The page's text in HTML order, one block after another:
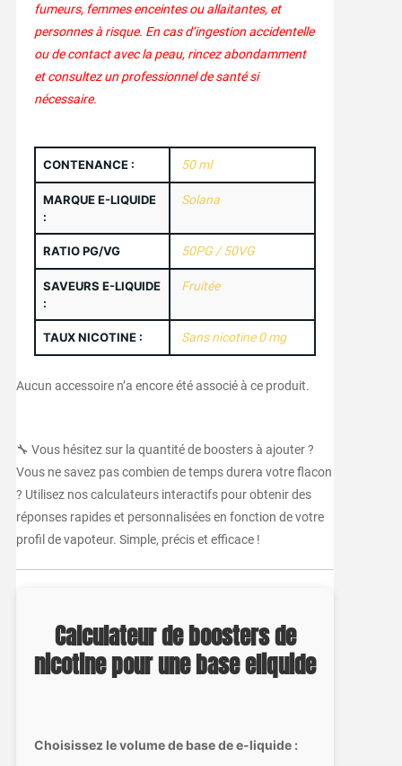
fumeurs, femmes enceintes ou allaitantes, et
personnes à risque. En cas d’ingestion accidentelle
ou de contact avec la peau, rincez abondamment
et consultez un professionnel de santé si
nécessaire.
CONTENANCE : 50 ml
MARQUE E-LIQUIDE
:
Solana
RATIO PG/VG 50PG / 50VG
SAVEURS E-LIQUIDE
:
Fruitée
TAUX NICOTINE : Sans nicotine 0 mg
Aucun accessoire n’a encore été associé à ce produit.
🔧 Vous hésitez sur la quantité de boosters à ajouter ?
Vous ne savez pas combien de temps durera votre flacon
? Utilisez nos calculateurs interactifs pour obtenir des
réponses rapides et personnalisées en fonction de votre
profil de vapoteur. Simple, précis et efficace !
Calculateur de boosters de
nicotine pour une base eliquide
Choisissez le volume de base de e-liquide :